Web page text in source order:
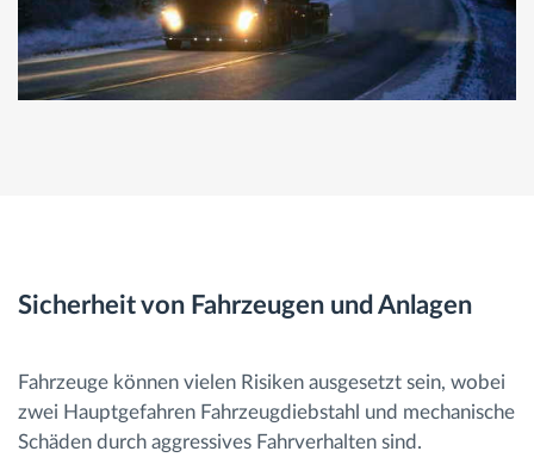
Sicherheit von Fahrzeugen und Anlagen
Fahrzeuge können vielen Risiken ausgesetzt sein, wobei
zwei Hauptgefahren Fahrzeugdiebstahl und mechanische
Schäden durch aggressives Fahrverhalten sind.